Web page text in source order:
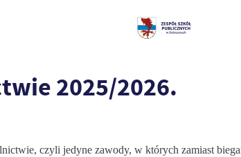
2025/2026.
czyli jedyne zawody, w których zamiast